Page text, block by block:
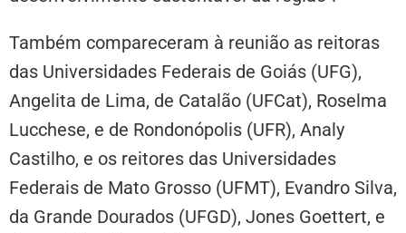
Também compareceram à reunião as reitoras
das Universidades Federais de Goiás (UFG),
Angelita de Lima, de Catalão (UFCat), Roselma
Lucchese, e de Rondonópolis (UFR), Analy
Castilho, e os reitores das Universidades
Federais de Mato Grosso (UFMT), Evandro Silva,
da Grande Dourados (UFGD), Jones Goettert, e